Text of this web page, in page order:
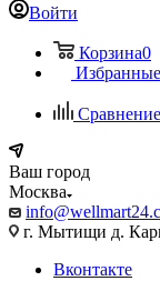
Войти
Корзина0
Ваш город
Москва
г. Мытищи д.
Вконтакте